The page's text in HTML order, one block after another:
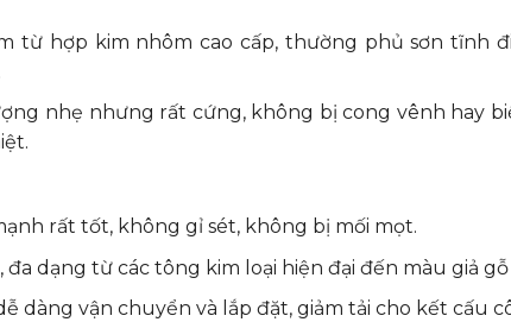
từ hợp kim nhôm cao cấp, thường phủ sơn tĩnh
nhẹ nhưng rất cứng, không bị cong vênh hay
rất tốt, không gỉ sét, không bị mối mọt.
đa dạng từ các tông kim loại hiện đại đến màu giả
dàng vận chuyển và lắp đặt, giảm tải cho kết cấu